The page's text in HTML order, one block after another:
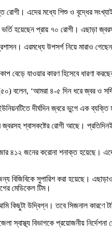
রোগী। এদের মধ্যে শিশু ও বৃদ্ধের
হয়েছেন প্রায় ৭০ রোগী। এছাড়া
এরমধ্যে উপসর্গ নিয়ে মারাও
বেড়ে যাওয়ার কারণ হিসেবে ধারণা
বলেন, ‘আমরা ৪-৫ দিন ধরে জ্বর ও
দীর্ঘদিন জ্বরে ভুগে এক ব্যক্তি
জ্বরসহ শ্বাসকষ্টের রোগী আছে।
৪১২ জনের করোনা শনাক্ত হয়েছে।
সুপারিশ করা হয়েছে।
মেডিকেল টিম।
কিছুটা উদ্বিগ্ন। তবে সিজনাল কারণে
স্বাস্থ্য বিভাগকে প্রয়োজনীয় নির্দেশনা